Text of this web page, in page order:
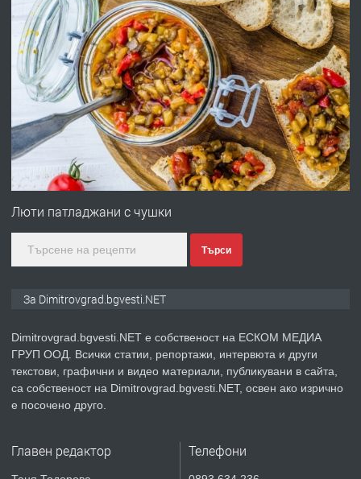
преди 11 месеца
ПРЕДЛАГА
Отпушване на канали тоалетни
вертикални щрангове
преди 11 месеца
ПРЕДЛАГА Онлайн магазин за всички!
преди 2 месеца
ПРЕДЛАГА Къща в Странско
Люти патладжани с чушки
Търси
За Dimitrovgrad.bgvesti.NET
Dimitrovgrad.bgvesti.NET е собственост на ЕСКОМ МЕДИА
ГРУП ООД. Всички статии, репортажи, интервюта и други
текстови, графични и видео материали, публикувани в сайта,
са собственост на Dimitrovgrad.bgvesti.NET, освен ако изрично
е посочено друго.
Главен редактор Телефони